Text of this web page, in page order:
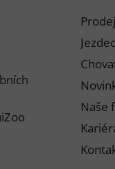
Naše